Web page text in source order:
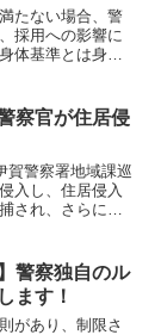
たない場合、警
採用への影響に
体基準とは身体
どの基準が設け
準...
察官が住居侵
賀警察署地域課巡
入し、住居侵入
され、さらに同
年11月29日、三重
警察独自のル
ます！
があり、制限さ